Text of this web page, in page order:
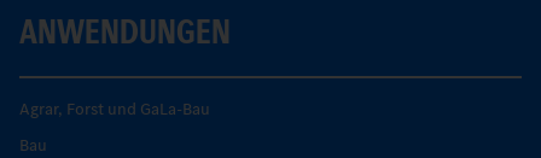
ANWENDUNGEN
Agrar, Forst und GaLa-Bau
Bau